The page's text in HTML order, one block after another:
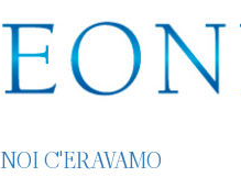
NOI C'ERAVAMO